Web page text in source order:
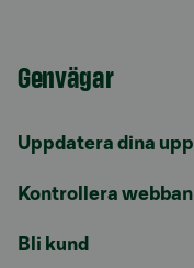
Genvägar
Uppdatera dina
Kontrollera
Bli kund